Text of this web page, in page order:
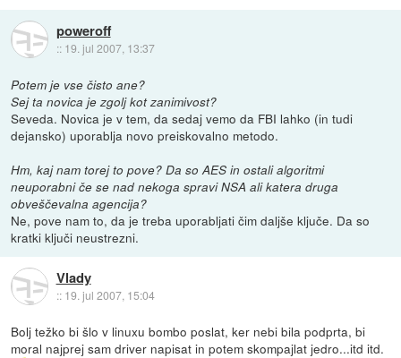
poweroff
:: 19. jul 2007, 13:37
Potem je vse čisto ane?
Sej ta novica je zgolj kot zanimivost?
Seveda. Novica je v tem, da sedaj vemo da FBI lahko (in tudi
dejansko) uporablja novo preiskovalno metodo.
Hm, kaj nam torej to pove? Da so AES in ostali algoritmi
neuporabni če se nad nekoga spravi NSA ali katera druga
obveščevalna agencija?
Ne, pove nam to, da je treba uporabljati čim daljše ključe. Da so
kratki ključi neustrezni.
Vlady
:: 19. jul 2007, 15:04
Bolj težko bi šlo v linuxu bombo poslat, ker nebi bila podprta, bi
moral najprej sam driver napisat in potem skompajlat jedro...itd itd.